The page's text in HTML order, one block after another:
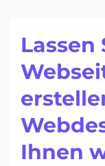
Lassen
Ihnen